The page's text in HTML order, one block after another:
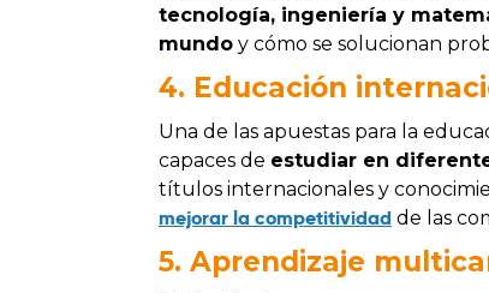
tecnología, ingeniería y
mundo y cómo se solucionan
4. Educación
Una de las apuestas para la
capaces de estudiar en
títulos internacionales y
mejorar la competitividad de las
5. Aprendizaje